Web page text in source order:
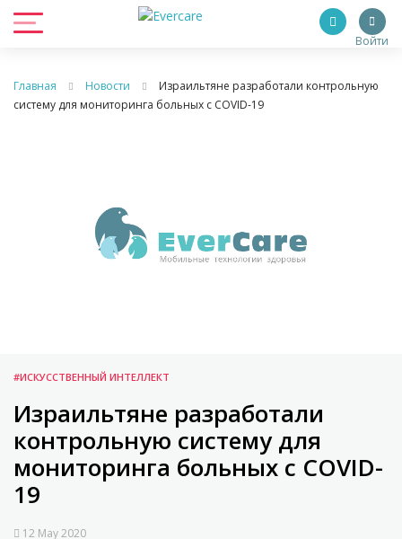
Войти
Главная Новости
Израильтяне разработали контрольную
систему для мониторинга больных с COVID-19
#ИСКУССТВЕННЫЙ ИНТЕЛЛЕКТ
Израильтяне разработали
контрольную систему для
мониторинга больных с COVID-
19
12 May 2020